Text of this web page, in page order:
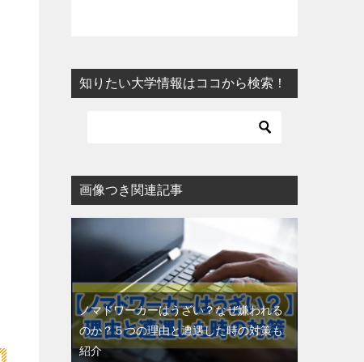
知りたい大学情報はココから検索！
画像つき関連記事
ノマドワーカーはうざい？なぜ嫌われる
のか？５つの理由と遭遇した時の対策も
紹介